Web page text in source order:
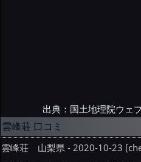
出典：国土地理院ウェ
雲峰荘 口コミ
雲峰荘 山梨県 - 2020-10-23